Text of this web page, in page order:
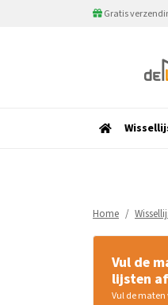
Gratis
Home
Vul de
lijsten
Vul de maten